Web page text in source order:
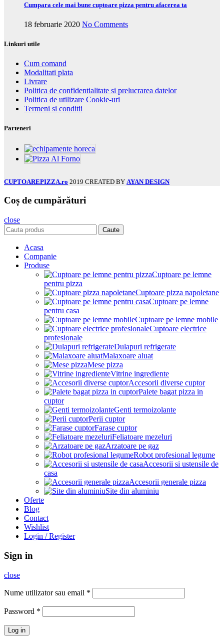
Cumpara cele mai bune cuptoare pizza pentru afacerea ta
18 februarie 2020 No Comments
Linkuri utile
Cum comand
Modalitati plata
Livrare
Politica de confidentialitate si prelucrarea datelor
Politica de utilizare Cookie-uri
Termeni si conditii
Parteneri
CUPTOAREPIZZA.ro 2019 CREATED BY AYAN DESIGN
Coș de cumpărături
close
Caute
Acasa
Companie
Produse
Cuptoare pe lemne
pentru pizza
Cuptoare pizza napoletane
Cuptoare pe lemne
pentru casa
Cuptoare pe lemne mobile
Cuptoare electrice
profesionale
Dulapuri refrigerate
Malaxoare aluat
Mese pizza
Vitrine ingrediente
Accesorii diverse cuptor
Palete bagat pizza in
cuptor
Genti termoizolante
Perii cuptor
Farase cuptor
Feliatoare mezeluri
Arzatoare pe gaz
Robot profesional legume
Accesorii si ustensile de
casa
Accesorii generale pizza
Site din aluminiu
Oferte
Blog
Contact
Wishlist
Login / Register
Sign in
close
Nume utilizator sau email *
Password *
Log in